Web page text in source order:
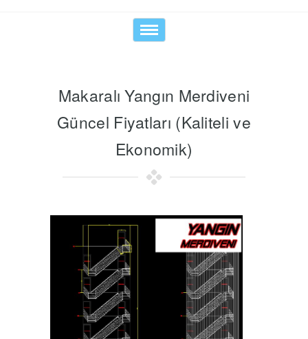
Toggle
navigation
Makaralı Yangın Merdiveni
Güncel Fiyatları (Kaliteli ve
Ekonomik)